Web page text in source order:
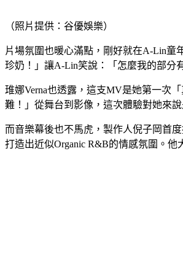
（照片提供：谷優娛樂）
片場氛圍也暖心滿點，剛好就在A-Lin童
珍奶！」讓A-Lin笑說：「怎麼我的部分
琟娜Verna也透露，這支MV是她第一次
難！」從舞台到影像，這次體驗對她來
而音樂幕後也不馬虎，製作人倪子岡首
打造出近似Organic R&B的情感氛圍。